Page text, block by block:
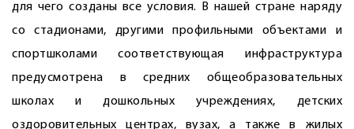
для чего созданы все условия. В нашей стране наряду
со стадионами, другими профильными объектами и
спортшколами соответствующая инфраструктура
предусмотрена в средних общеобразовательных
школах и дошкольных учреждениях, детских
оздоровительных центрах, вузах, а также в жилых